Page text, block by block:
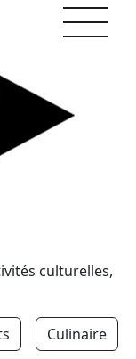
culturelles,
Culinaire